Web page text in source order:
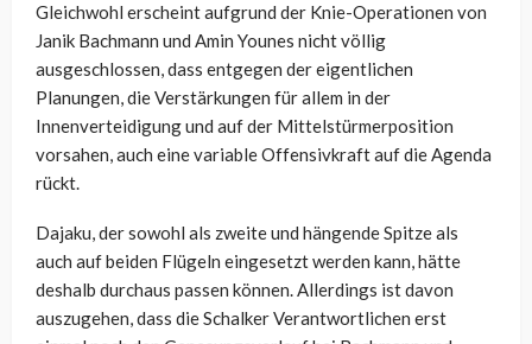
Gleichwohl erscheint aufgrund der Knie-Operationen von
Janik Bachmann und Amin Younes nicht völlig
ausgeschlossen, dass entgegen der eigentlichen
Planungen, die Verstärkungen für allem in der
Innenverteidigung und auf der Mittelstürmerposition
vorsahen, auch eine variable Offensivkraft auf die Agenda
rückt.
Dajaku, der sowohl als zweite und hängende Spitze als
auch auf beiden Flügeln eingesetzt werden kann, hätte
deshalb durchaus passen können. Allerdings ist davon
auszugehen, dass die Schalker Verantwortlichen erst